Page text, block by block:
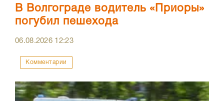
В Волгограде водитель «Приоры»
погубил пешехода
06.08.2026 12:23
Комментарии